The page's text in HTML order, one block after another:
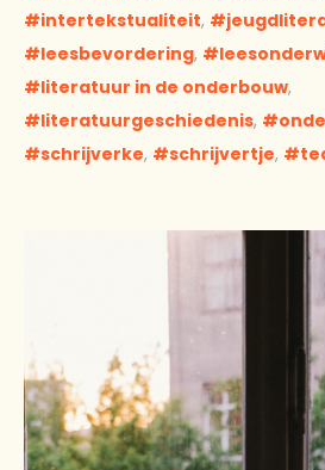
intertekstualiteit,
leesbevordering,
literatuur in de onderbouw,
literatuurgeschiedenis,
schrijverke, schrijvertje,